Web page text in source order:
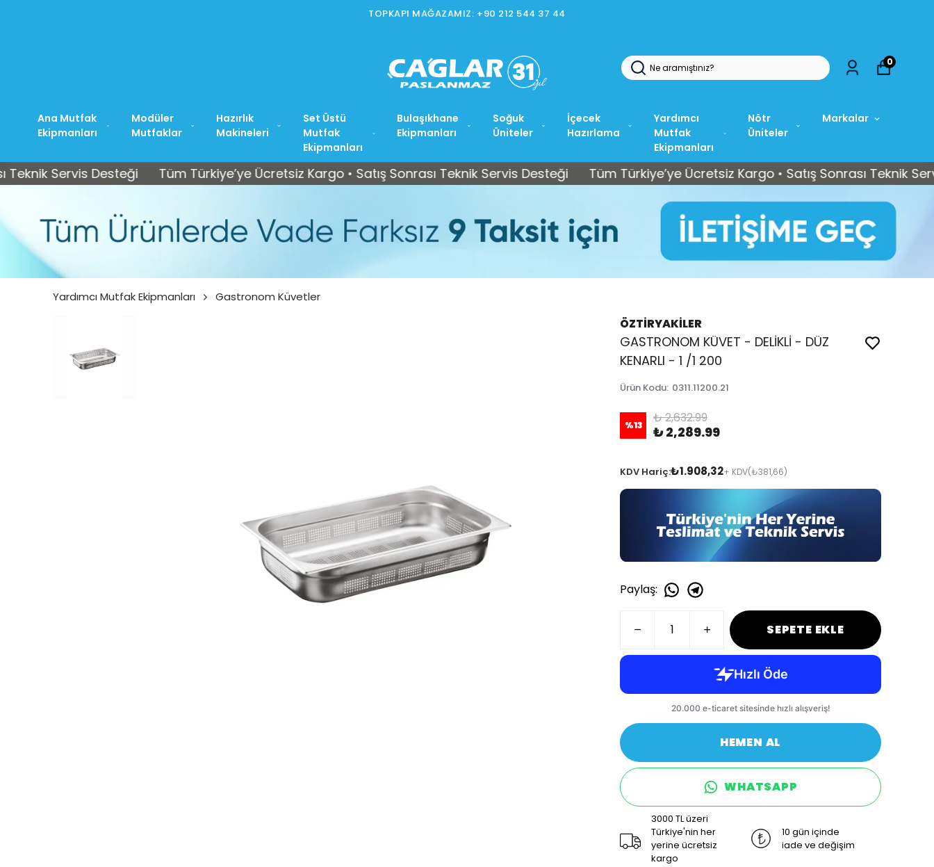
İSTOÇ MAĞAZAMIZ: +90 212 565 15 37
Ana Mutfak
Ekipmanları
Modüler
Mutfaklar
Hazırlık
Makineleri
Set Üstü
Mutfak
Ekipmanları
Bulaşıkhane
Ekipmanları
Soğuk
Üniteler
İçecek
Hazırlama
Yardımcı
Mutfak
Ekipmanları
Nötr
Üniteler
Markalar
0
Desteği Tüm Türkiye’ye Ücretsiz Kargo • Satış Sonrası Teknik Servis Desteği Tüm Türkiye’ye Ücretsiz Kargo • Satış Sonrası Teknik Servis
Yardımcı Mutfak Ekipmanları Gastronom Küvetler
ÖZTİRYAKİLER
GASTRONOM KÜVET - DELİKLİ - DÜZ
KENARLI - 1 /1 200
Ürün Kodu: 0311.11200.21
%13 ₺ 2,632.99
₺ 2,289.99
KDV Hariç:₺1.908,32+ KDV(₺381,66)
Paylaş:
SEPETE EKLE
HEMEN AL
WHATSAPP
3000 TL üzeri
Türkiye'nin her
yerine ücretsiz
kargo
10 gün içinde
iade ve değişim